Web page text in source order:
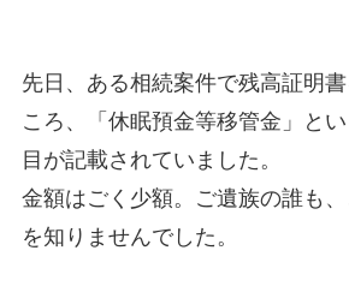
先日、ある相続案件で残高証明
ころ、「休眠預金等移管金」と
目が記載されていました。
金額はごく少額。ご遺族の誰も
を知りませんでした。